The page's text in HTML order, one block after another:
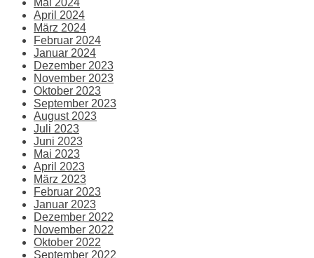
April 2024
März 2024
Februar 2024
Januar 2024
Dezember 2023
November 2023
Oktober 2023
September 2023
August 2023
Juli 2023
Juni 2023
Mai 2023
April 2023
März 2023
Februar 2023
Januar 2023
Dezember 2022
November 2022
Oktober 2022
September 2022